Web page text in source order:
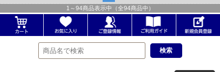
1 ～ 94商品表示中（全94商品中）